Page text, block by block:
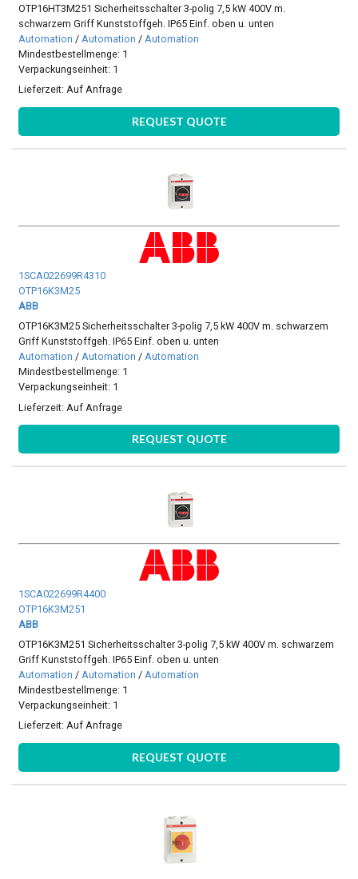
OTP16HT3M251 Sicherheitsschalter 3-polig 7,5 kW 400V m.
schwarzem Griff Kunststoffgeh. IP65 Einf. oben u. unten
Automation /Automation /Automation
Mindestbestellmenge: 1
Verpackungseinheit: 1
Lieferzeit:Auf Anfrage
REQUEST QUOTE
1SCA022699R4310
OTP16K3M25
ABB
OTP16K3M25 Sicherheitsschalter 3-polig 7,5 kW 400V m. schwarzem
Griff Kunststoffgeh. IP65 Einf. oben u. unten
Automation /Automation /Automation
Mindestbestellmenge: 1
Verpackungseinheit: 1
Lieferzeit: Auf Anfrage
REQUEST QUOTE
1SCA022699R4400
OTP16K3M251
ABB
OTP16K3M251 Sicherheitsschalter 3-polig 7,5 kW 400V m. schwarzem
Griff Kunststoffgeh. IP65 Einf. oben u. unten
Automation / Automation / Automation
Mindestbestellmenge: 1
Verpackungseinheit: 1
Lieferzeit:Auf Anfrage
REQUEST QUOTE